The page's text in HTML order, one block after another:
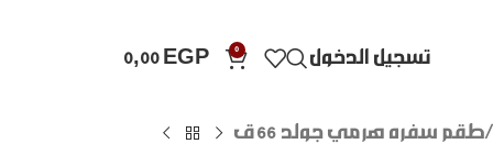
تسجيل الدخول 0
0,00 EGP
طقم سفره هرمي جولد 66 ق